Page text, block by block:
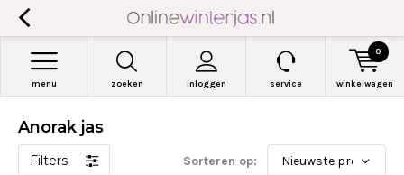
zoeken inloggen
menu service winkelwagen
0
Anorak jas
Filters Sorteren op: